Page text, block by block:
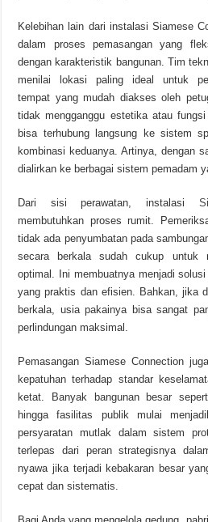
Kelebihan lain dari instalasi Siamese
dalam proses pemasangan yang
dengan karakteristik bangunan. Tim
menilai lokasi paling ideal untuk
tempat yang mudah diakses oleh
tidak mengganggu estetika atau
bisa terhubung langsung ke sistem
kombinasi keduanya. Artinya, dengan
dialirkan ke berbagai sistem pemadam
Dari sisi perawatan, instalasi
membutuhkan proses rumit.
tidak ada penyumbatan pada
secara berkala sudah cukup untuk
optimal. Ini membuatnya menjadi
yang praktis dan efisien. Bahkan, jika
berkala, usia pakainya bisa sangat
perlindungan maksimal.
Pemasangan Siamese Connection
kepatuhan terhadap standar
ketat. Banyak bangunan besar
hingga fasilitas publik mulai
persyaratan mutlak dalam sistem
terlepas dari peran strategisnya
nyawa jika terjadi kebakaran besar
cepat dan sistematis.